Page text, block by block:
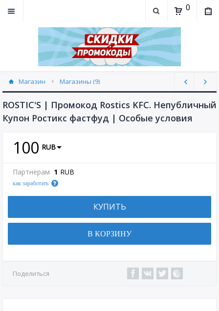
0
Магазин Магазины (9)
ROSTIC'S | Промокод Rostics KFC. Непубличный
Купон Ростикс фастфуд | Особые условия
100 RUB
Партнерам 1 RUB
как заработать
КУПИТЬ
В КОРЗИНУ
Поделиться